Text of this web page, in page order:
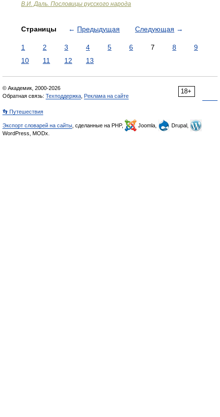
В.И. Даль. Пословицы русского народа
Страницы ← Предыдущая Следующая →
1 2 3 4 5 6 7 8
9
10
11 12 13
18+
© Академик, 2000-2026
Обратная связь: Техподдержка Реклама на сайте
👣 Путешествия
Экспорт словарей на сайты , сделанные на PHP, Joomla,
Drupal,
WordPress, MODx.